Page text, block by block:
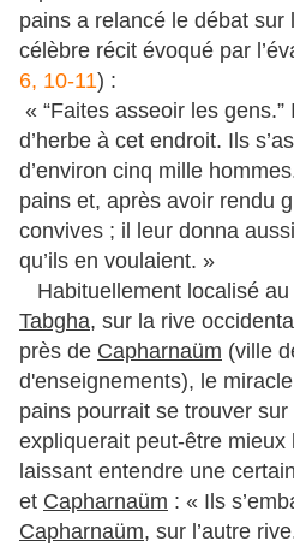
pains a relancé le débat sur
célèbre récit évoqué par
6, 10-11) :
« “Faites asseoir les
d’herbe à cet endroit. Ils
d’environ cinq mille
pains et, après avoir rendu
convives ; il leur donna
qu’ils en voulaient. »
Habituellement localisé
Tabgha, sur la rive
près de Capharnaüm (ville
d'enseignements), le
pains pourrait se trouver
expliquerait peut-être mieux
laissant entendre une
et Capharnaüm : « Ils
Capharnaüm, sur l’autre